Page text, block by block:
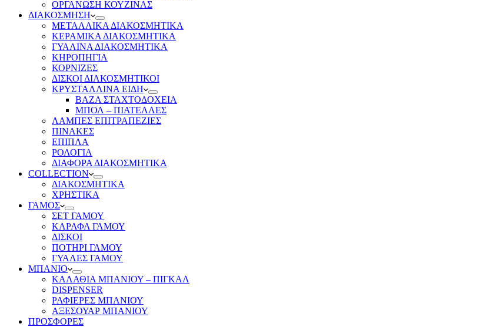
ΟΡΓΑΝΩΣΗ ΚΟΥΖΙΝΑΣ
ΔΙΑΚΟΣΜΗΣΗ
ΜΕΤΑΛΛΙΚΑ ΔΙΑΚΟΣΜΗΤΙΚΑ
ΚΕΡΑΜΙΚΑ ΔΙΑΚΟΣΜΗΤΙΚΑ
ΓΥΑΛΙΝΑ ΔΙΑΚΟΣΜΗΤΙΚΑ
ΚΗΡΟΠΗΓΙΑ
ΚΟΡΝΙΖΕΣ
ΔΙΣΚΟΙ ΔΙΑΚΟΣΜΗΤΙΚΟΙ
ΚΡΥΣΤΑΛΛΙΝΑ ΕΙΔΗ
ΒΑΖΑ ΣΤΑΧΤΟΔΟΧΕΙΑ
ΜΠΟΛ – ΠΙΑΤΕΛΛΕΣ
ΛΑΜΠΕΣ ΕΠΙΤΡΑΠΕΖΙΕΣ
ΠΙΝΑΚΕΣ
ΕΠΙΠΛΑ
ΡΟΛΟΓΙΑ
ΔΙΑΦΟΡΑ ΔΙΑΚΟΣΜΗΤΙΚΑ
COLLECTION
ΔΙΑΚΟΣΜΗΤΙΚΑ
ΧΡΗΣΤΙΚΑ
ΓΑΜΟΣ
ΣΕΤ ΓΑΜΟΥ
ΚΑΡΑΦΑ ΓΑΜΟΥ
ΔΙΣΚΟΙ
ΠΟΤΗΡΙ ΓΑΜΟΥ
ΓΥΑΛΕΣ ΓΑΜΟΥ
ΜΠΑΝΙΟ
ΚΑΛΑΘΙΑ ΜΠΑΝΙΟΥ – ΠΙΓΚΑΛ
DISPENSER
ΡΑΦΙΕΡΕΣ ΜΠΑΝΙΟΥ
ΑΞΕΣΟΥΑΡ ΜΠΑΝΙΟΥ
ΠΡΟΣΦΟΡΕΣ